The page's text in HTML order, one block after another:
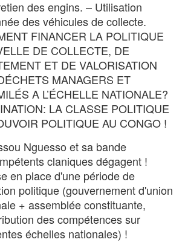
des engins. – Utilisation
des véhicules de collecte.
FINANCER LA POLITIQUE
DE COLLECTE, DE
ET DE VALORISATION
MANAGERS ET
A L’ÉCHELLE NATIONALE?
LA CLASSE POLITIQUE
POLITIQUE AU CONGO !
Nguesso et sa bande
claniques dégagent !
en place d'une période de
politique (gouvernement d'union
+ assemblée constituante,
des compétences sur
échelles nationales) !